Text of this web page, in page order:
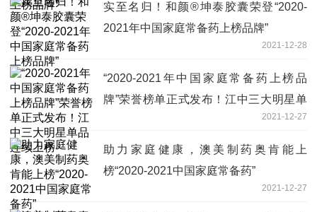
实至名归！和颜®坤泰胶囊荣登“2020-
2021年中国家庭常备药上榜品牌”
2021-12-28
“2020-2021年中国家庭常备药上榜品
牌”荣誉榜单正式发布！江中三大明星单
2021-12-27
助力家庭健康，澳美制药奥肯能上
榜“2020-2021中国家庭常备药”
2021-12-27